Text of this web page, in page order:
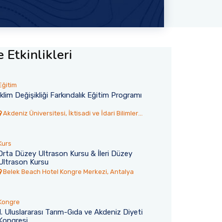
Kumluca’nın Yazır
Akdeniz TÖMER’den 77
Akdeniz Üniversitesi Türkçe
Etkinlikleri
Değişikliği Farkındalık Eğitim Programı
Akdeniz Üniversitesi, İktisadi ve İdari Bilimler
Düzey Ultrason Kursu & İleri Düzey
Kursu
Belek Beach Hotel Kongre Merkezi, Antalya
Uluslararası Tarım-Gıda ve Akdeniz Diyeti